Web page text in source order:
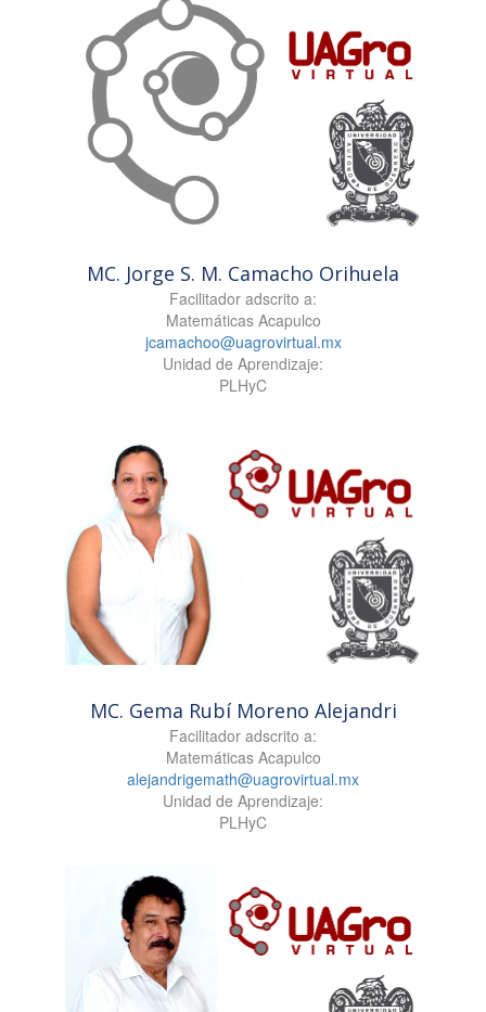
MC. Jorge S. M. Camacho Orihuela
Facilitador adscrito a:
Matemáticas Acapulco
jcamachoo@uagrovirtual.mx
Unidad de Aprendizaje:
PLHyC
MC. Gema Rubí Moreno Alejandri
Facilitador adscrito a:
Matemáticas Acapulco
alejandrigemath@uagrovirtual.mx
Unidad de Aprendizaje:
PLHyC